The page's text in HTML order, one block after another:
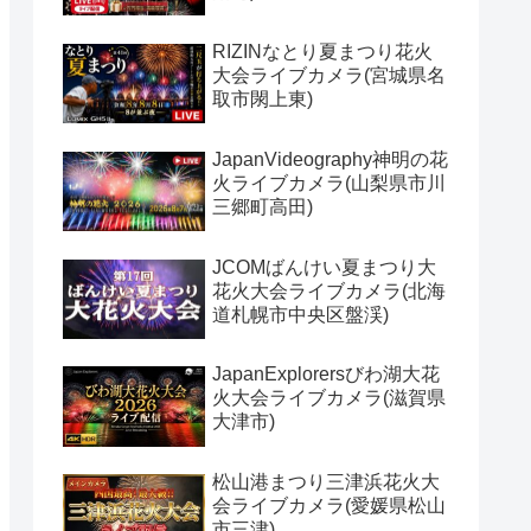
RIZINなとり夏まつり花火
大会ライブカメラ(宮城県名
取市閖上東)
JapanVideography神明の花
火ライブカメラ(山梨県市川
三郷町高田)
JCOMばんけい夏まつり大
花火大会ライブカメラ(北海
道札幌市中央区盤渓)
JapanExplorersびわ湖大花
火大会ライブカメラ(滋賀県
大津市)
松山港まつり三津浜花火大
会ライブカメラ(愛媛県松山